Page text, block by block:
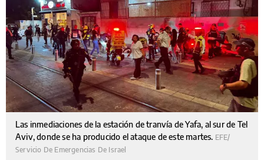
Las inmediaciones de la estación de tranvía de Yafa, al sur de Tel
Aviv, donde se ha producido el ataque de este martes. EFE/
Servicio De Emergencias De Israel